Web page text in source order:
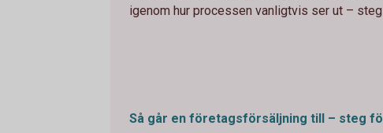
igenom hur processen vanligtvis ser ut –
Så går en företagsförsäljning till – steg